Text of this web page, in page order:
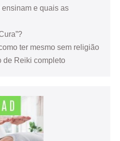
e quais as
ter mesmo sem religião
de Reiki completo